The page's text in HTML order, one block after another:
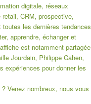
digitale, réseaux
CRM, prospective,
les dernières tendances
apprendre, échanger et
est notamment partagée
Jourdain, Philippe Cahen,
expériences pour donner les
? Venez nombreux, nous vous